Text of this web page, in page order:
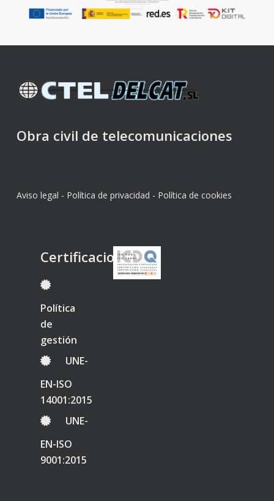
Obra civil de telecomunicaciones
Aviso legal - Política de privacidad - Política de cookies
Certificaciones
Política
de
gestión
UNE-
EN-ISO
14001:2015
UNE-
EN-ISO
9001:2015